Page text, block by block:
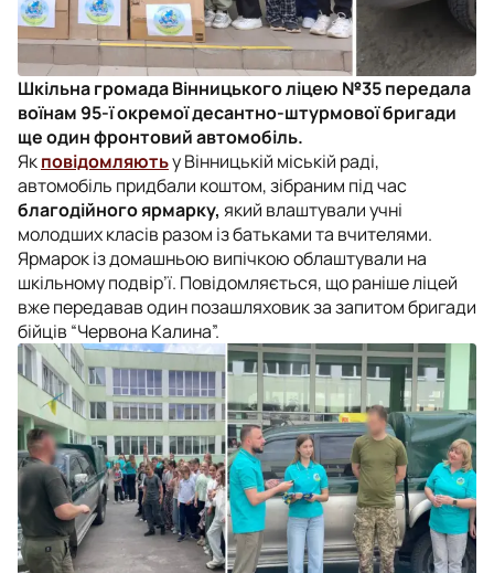
Шкільна громада Вінницького ліцею №35 передала
воїнам 95-ї окремої десантно-штурмової бригади
ще один фронтовий автомобіль.
Якповідомляютьу Вінницькій міській раді,
автомобіль придбали коштом, зібраним під час
благодійного ярмарку, який влаштували учні
молодших класів разом із батьками та вчителями.
Ярмарок із домашньою випічкою облаштували на
шкільному подвір’ї. Повідомляється, що раніше ліцей
вже передавав один позашляховик за запитом бригади
бійців “Червона Калина”.